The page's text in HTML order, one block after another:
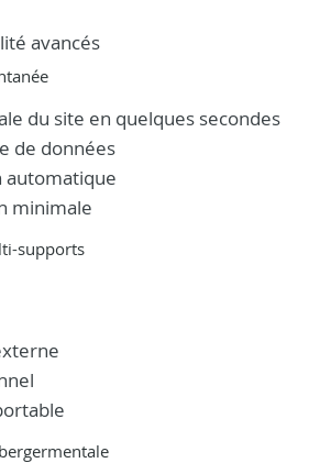
avancés
du site en quelques secondes
de données
automatique
minimale
supports